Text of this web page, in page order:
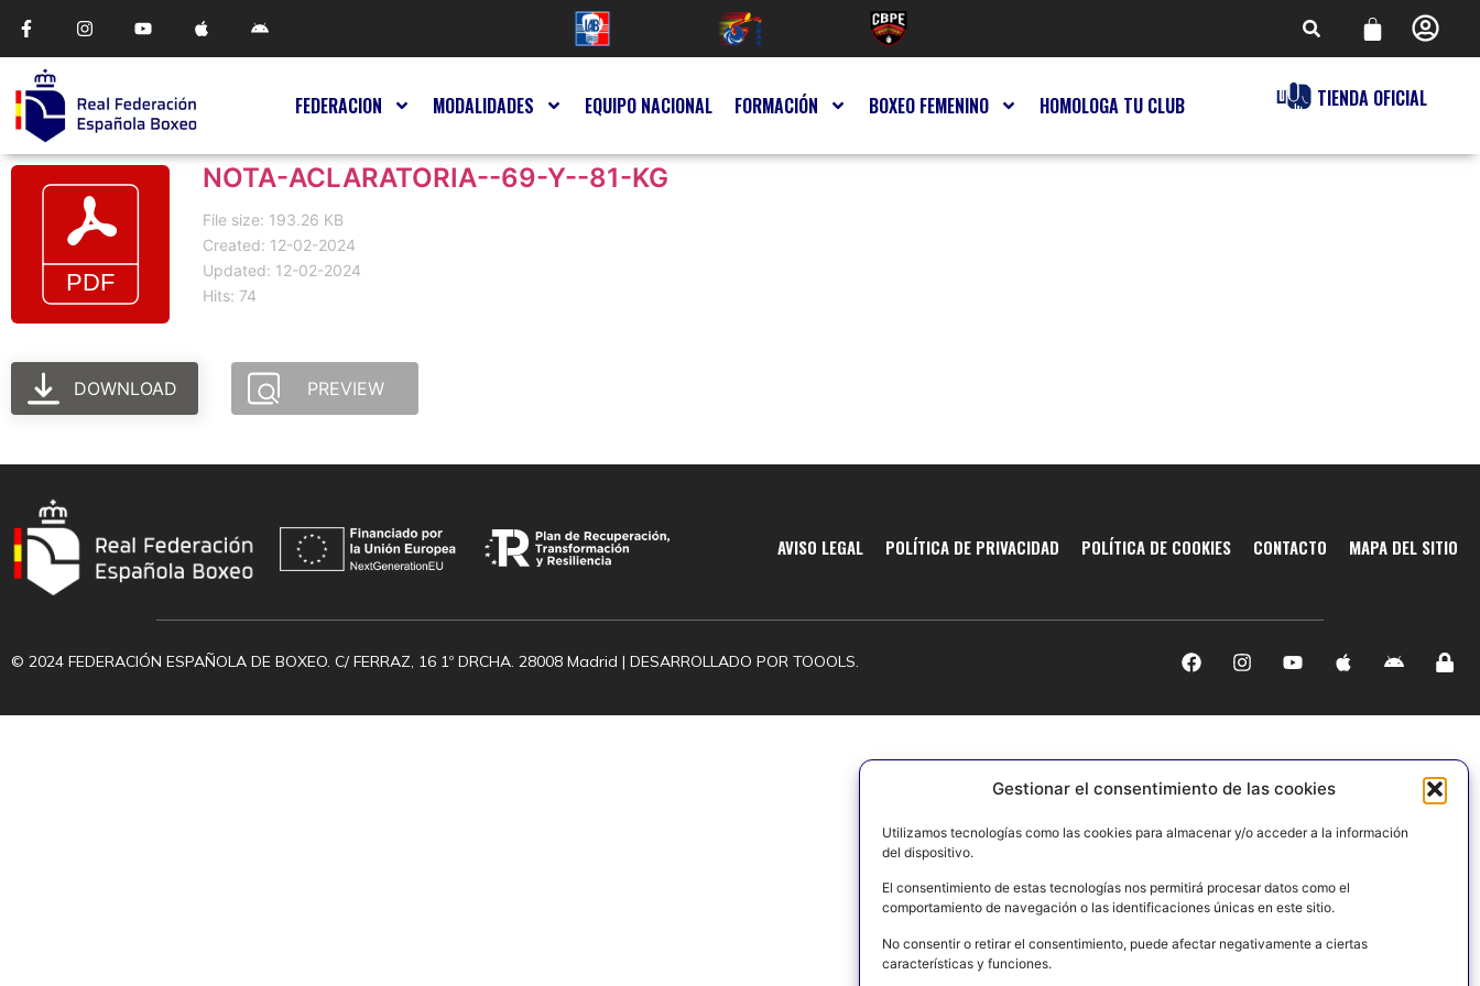
Gestionar el consentimiento de las cookies
Utilizamos tecnologías como las cookies para almacenar y/o acceder a la información
del dispositivo.
El consentimiento de estas tecnologías nos permitirá procesar datos como el
comportamiento de navegación o las identificaciones únicas en este sitio.
No consentir o retirar el consentimiento, puede afectar negativamente a ciertas
características y funciones.
FEDERACION MODALIDADES EQUIPO NACIONAL FORMACIÓN BOXEO FEMENINO HOMOLOGA TU CLUB TIENDA OFICIAL
NOTA-ACLARATORIA--69-Y--81-KG
File size: 193.26 KB
Created: 12-02-2024
Updated: 12-02-2024
Hits: 74
DOWNLOAD PREVIEW
AVISO LEGAL POLÍTICA DE PRIVACIDAD POLÍTICA DE COOKIES CONTACTO MAPA DEL SITIO
© 2024 FEDERACIÓN ESPAÑOLA DE BOXEO. C/ FERRAZ, 16 1º DRCHA. 28008 Madrid | DESARROLLADO POR TOOOLS.